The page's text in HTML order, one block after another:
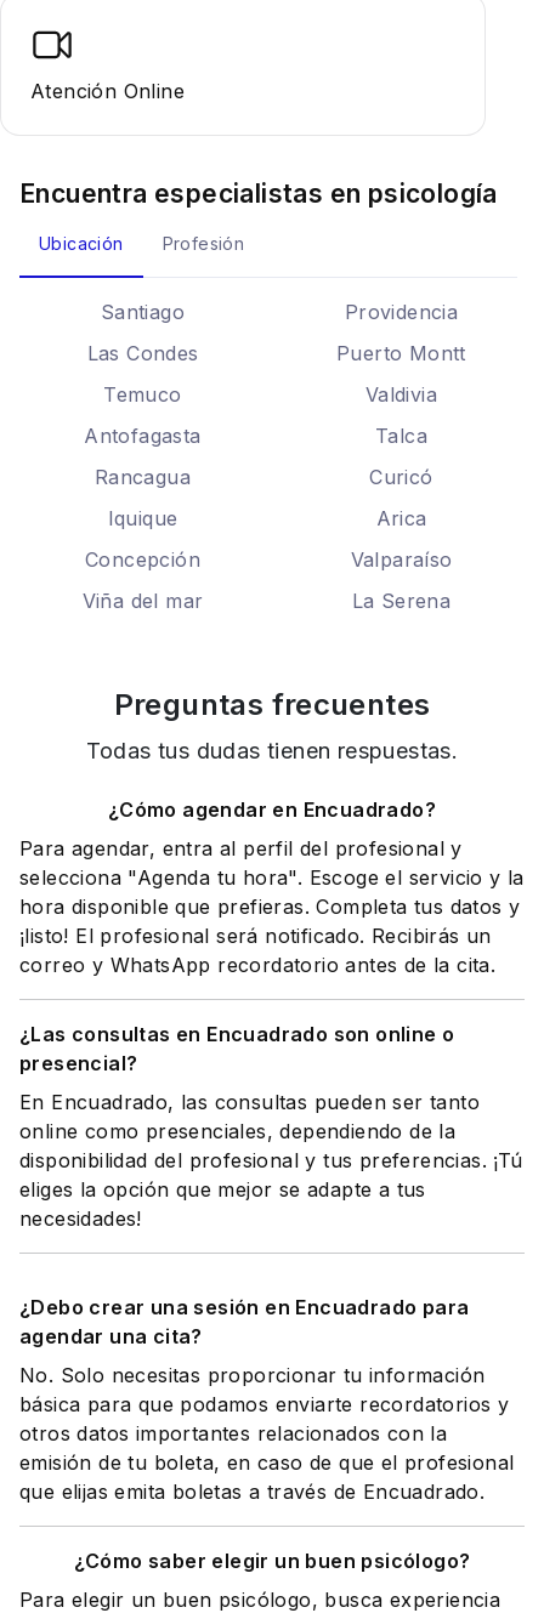
Atención Online
Encuentra especialistas en psicología
Ubicación Profesión
Santiago
Providencia
Las Condes
Puerto Montt
Temuco
Valdivia
Antofagasta
Talca
Rancagua
Curicó
Iquique
Arica
Concepción
Valparaíso
Viña del mar
La Serena
Preguntas frecuentes
Todas tus dudas tienen respuestas.
¿Cómo agendar en Encuadrado?
Para agendar, entra al perfil del profesional y
selecciona "Agenda tu hora". Escoge el servicio y la
hora disponible que prefieras. Completa tus datos y
¡listo! El profesional será notificado. Recibirás un
correo y WhatsApp recordatorio antes de la cita.
¿Las consultas en Encuadrado son online o
presencial?
En Encuadrado, las consultas pueden ser tanto
online como presenciales, dependiendo de la
disponibilidad del profesional y tus preferencias. ¡Tú
eliges la opción que mejor se adapte a tus
necesidades!
¿Debo crear una sesión en Encuadrado para
agendar una cita?
No. Solo necesitas proporcionar tu información
básica para que podamos enviarte recordatorios y
otros datos importantes relacionados con la
emisión de tu boleta, en caso de que el profesional
que elijas emita boletas a través de Encuadrado.
¿Cómo saber elegir un buen psicólogo?
Para elegir un buen psicólogo, busca experiencia